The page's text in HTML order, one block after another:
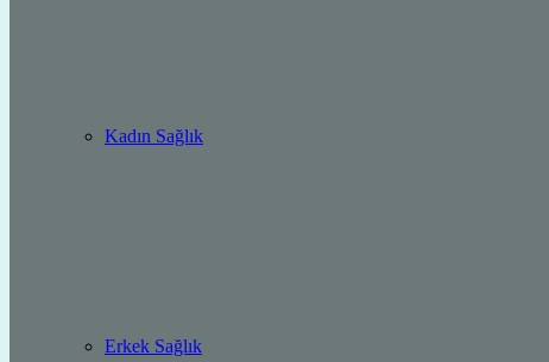
Kadın Sağlık
Erkek Sağlık